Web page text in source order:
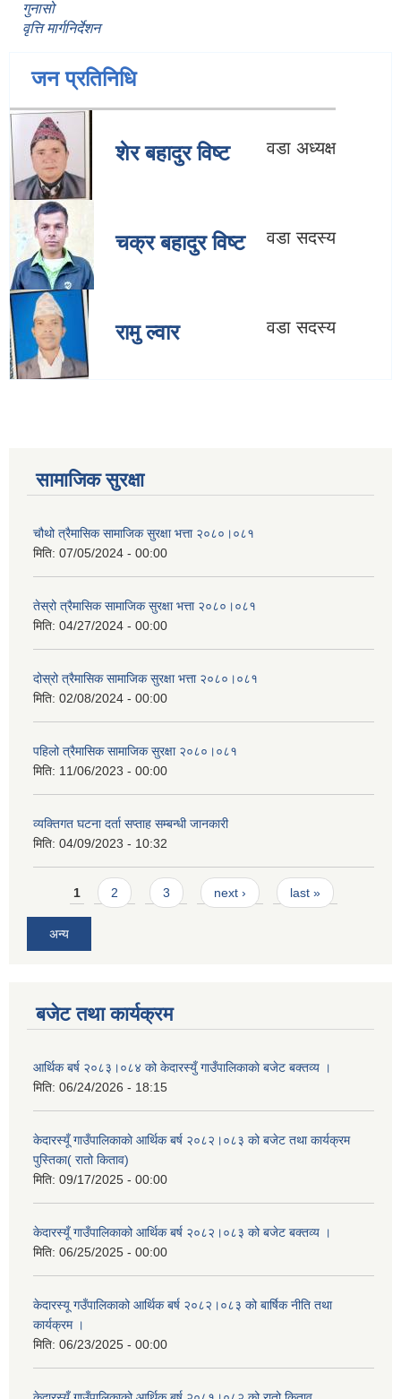
गुनासो
वृत्ति मार्गनिर्देशन
जन प्रतिनिधि
शेर बहादुर विष्ट वडा अध्यक्ष
चक्र बहादुर विष्ट वडा सदस्य
रामु ल्वार वडा सदस्य
सामाजिक सुरक्षा
चौथो त्रैमासिक सामाजिक सुरक्षा भत्ता २०८०।०८१
मिति: 07/05/2024 - 00:00
तेस्रो त्रैमासिक सामाजिक सुरक्षा भत्ता २०८०।०८१
मिति: 04/27/2024 - 00:00
दोस्रो त्रैमासिक सामाजिक सुरक्षा भत्ता २०८०।०८१
मिति: 02/08/2024 - 00:00
पहिलो त्रैमासिक सामाजिक सुरक्षा २०८०।०८१
मिति: 11/06/2023 - 00:00
व्यक्तिगत घटना दर्ता सप्ताह सम्बन्धी जानकारी
मिति: 04/09/2023 - 10:32
Pages
1 2 3 next › last »
अन्य
बजेट तथा कार्यक्रम
आर्थिक बर्ष २०८३।०८४ को केदारस्युँ गाउँपालिकाकाे बजेट बक्तव्य ।
मिति: 06/24/2026 - 18:15
केदारस्यूँ गाउँपालिकाकाे आर्थिक बर्ष २०८२।०८३ को बजेट तथा कार्यक्रम
पुस्तिका( रातो किताव)
मिति: 09/17/2025 - 00:00
केदारस्यूँ गाउँपालिकाको आर्थिक बर्ष २०८२।०८३ को बजेट बक्तव्य ।
मिति: 06/25/2025 - 00:00
केदारस्यू गउँपालिकाको आर्थिक बर्ष २०८२।०८३ को बार्षिक नीति तथा
कार्यक्रम ।
मिति: 06/23/2025 - 00:00